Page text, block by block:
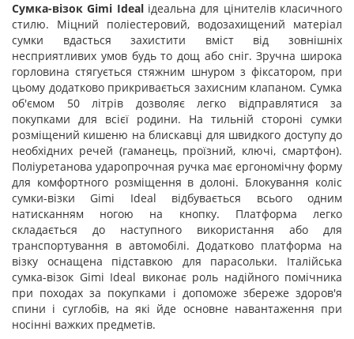
Сумка-візок Gimi Idealідеальна для цінителів класичного
стилю. Міцний поліестеровий, водозахищений матеріал
сумки вдасться захистити вміст від зовнішніх
несприятливих умов будь то дощ або сніг. Зручна широка
горловина стягується стяжним шнуром з фіксатором, при
цьому додатково прикривається захисним клапаном. Сумка
об'ємом 50 літрів дозволяє легко відправлятися за
покупками для всієї родини. На тильній стороні сумки
розміщений кишеню на блискавці для швидкого доступу до
необхідних речей (гаманець, проїзний, ключі, смартфон).
Поліуретанова ударопрочная ручка має ергономічну форму
для комфортного розміщення в долоні. Блокування коліс
сумки-візки Gimi Ideal відбувається всього одним
натисканням ногою на кнопку. Платформа легко
складається до наступного використання або для
транспортування в автомобілі. Додатково платформа на
візку оснащена підставкою для парасольки. Італійська
сумка-візок Gimi Ideal виконає роль надійного помічника
при походах за покупками і допоможе збереже здоров'я
спини і суглобів, на які йде основне навантаження при
носінні важких предметів.